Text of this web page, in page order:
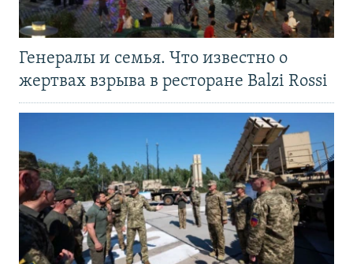
Генералы и семья. Что известно о
жертвах взрыва в ресторане Balzi Rossi